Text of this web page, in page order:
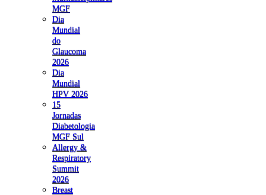
MGF
Dia
Mundial
do
Glaucoma
2026
Dia
Mundial
HPV 2026
15
Jornadas
Diabetologia
MGF Sul
Allergy &
Respiratory
Summit
2026
Breast